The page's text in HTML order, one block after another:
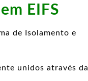
EIFS
de Isolamento e
unidos através da